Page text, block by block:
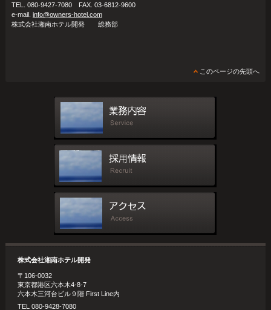
TEL. 080-9427-7080 FAX. 03-6812-9600
e-mail. info@owners-hotel.com
株式会社湘南ホテル開発 総務部
このページの先頭へ
株式会社湘南ホテル開発
〒106-0032
東京都港区六本木4-8-7
六本木三河台ビル９階 First Line内
TEL 080-9428-7080